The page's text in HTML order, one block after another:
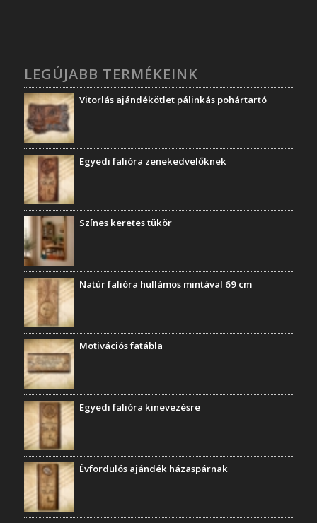
LEGÚJABB TERMÉKEINK
Vitorlás ajándékötlet pálinkás pohártartó
Egyedi falióra zenekedvelőknek
Színes keretes tükör
Natúr falióra hullámos mintával 69 cm
Motivációs fatábla
Egyedi falióra kinevezésre
Évfordulós ajándék házaspárnak